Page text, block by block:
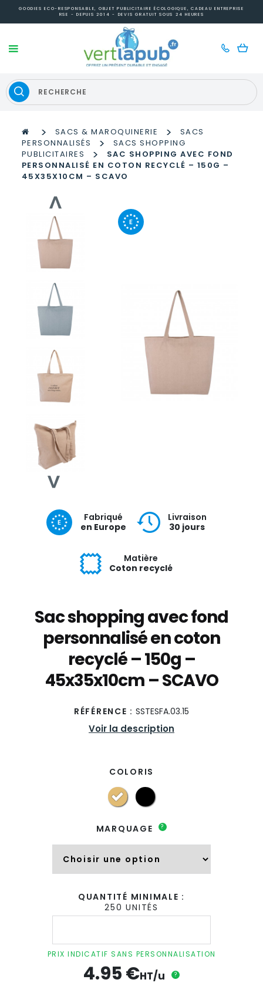
GOODIES ECO-RESPONSABLE, OBJET PUBLICITAIRE ÉCOLOGIQUE, CADEAU ENTREPRISE
RSE - DEPUIS 2014 - DEVIS GRATUIT SOUS 24 HEURES
> SACS & MAROQUINERIE >
SACS
PERSONNALISÉS
>
SACS SHOPPING
PUBLICITAIRES
>
SAC SHOPPING AVEC FOND
PERSONNALISÉ EN COTON RECYCLÉ – 150G –
45X35X10CM – SCAVO
Fabriqué
en Europe
Livraison
30 jours
Matière
Coton recyclé
Sac shopping avec fond
personnalisé en coton
recyclé – 150g –
45x35x10cm – SCAVO
RÉFÉRENCE : SSTESFA.03.15
Voir la description
COLORIS
MARQUAGE ?
QUANTITÉ MINIMALE :
250 UNITÉS
quantité
shopping
avec
personnalisé
PRIX INDICATIF SANS PERSONNALISATION
4.95€HT/u ?